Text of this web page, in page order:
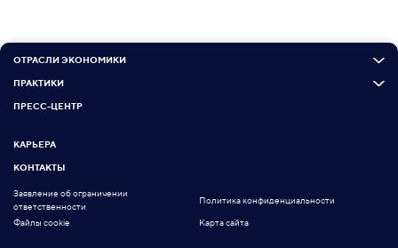
ОТРАСЛИ ЭКОНОМИКИ
ПРАКТИКИ
ПРЕСС-ЦЕНТР
КАРЬЕРА
КОНТАКТЫ
Заявление об ограничении
ответственности
Политика конфиденциальности
Файлы cookie Карта сайта